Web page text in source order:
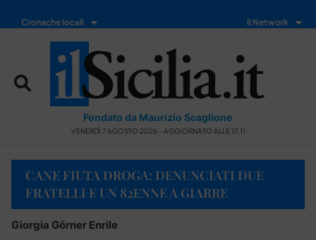
Cronache locali Il Network
Fondato da Maurizio Scaglione
VENERDÌ 7 AGOSTO 2026 - AGGIORNATO ALLE 17:11
CANE FIUTA DROGA: DENUNCIATI DUE
FRATELLI E UN 82ENNE A GIARRE
Giorgia Görner Enrile